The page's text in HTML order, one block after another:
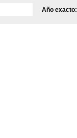
Año exacto: